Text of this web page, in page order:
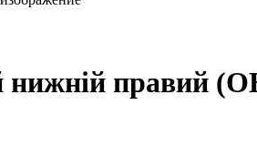
нижній правий